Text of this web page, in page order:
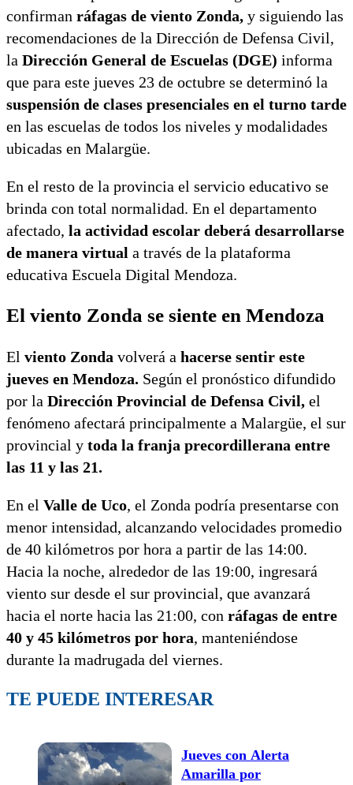
confirman ráfagas de viento Zonda, y siguiendo las
recomendaciones de la Dirección de Defensa Civil,
la Dirección General de Escuelas (DGE) informa
que para este jueves 23 de octubre se determinó la
suspensión de clases presenciales en el turno tarde
en las escuelas de todos los niveles y modalidades
ubicadas en Malargüe.
En el resto de la provincia el servicio educativo se
brinda con total normalidad. En el departamento
afectado, la actividad escolar deberá desarrollarse
de manera virtual a través de la plataforma
educativa Escuela Digital Mendoza.
El viento Zonda se siente en Mendoza
El viento Zonda volverá a hacerse sentir este
jueves en Mendoza. Según el pronóstico difundido
por la Dirección Provincial de Defensa Civil, el
fenómeno afectará principalmente a Malargüe, el sur
provincial y toda la franja precordillerana entre
las 11 y las 21.
En el Valle de Uco, el Zonda podría presentarse con
menor intensidad, alcanzando velocidades promedio
de 40 kilómetros por hora a partir de las 14:00.
Hacia la noche, alrededor de las 19:00, ingresará
viento sur desde el sur provincial, que avanzará
hacia el norte hacia las 21:00, con ráfagas de entre
40 y 45 kilómetros por hora, manteniéndose
durante la madrugada del viernes.
TE PUEDE INTERESAR
Jueves con Alerta
Amarilla por